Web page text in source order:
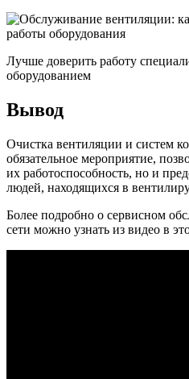
Лучше доверить работу
оборудованием
Вывод
Очистка вентиляции и систем
обязательное мероприятие,
их работоспособность, но и
людей, находящихся в
Более подробно о сервисном
сети можно узнать из видео в